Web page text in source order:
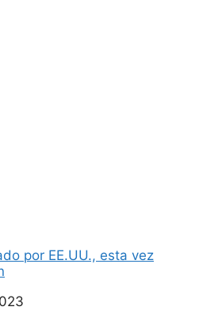
por EE.UU., esta vez